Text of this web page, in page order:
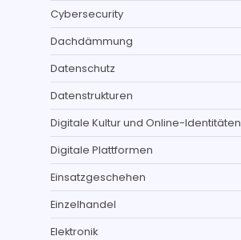
Cybersecurity
Dachdämmung
Datenschutz
Datenstrukturen
Digitale Kultur und Online-Identitäten
Digitale Plattformen
Einsatzgeschehen
Einzelhandel
Elektronik